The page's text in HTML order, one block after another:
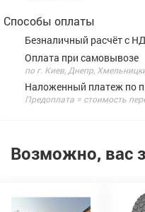
Способы оплаты
Безналичный расчёт с
Оплата при самовывозе
по г. Киев, Днепр,
Наложенный платеж по
Предоплата = стоимость
Возможно, вас